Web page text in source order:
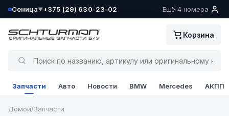
Сеница▼
Ваш склад определён как:
+375 (29) 630-23-02 Ещё 4 номера
Корзина
Запчасти Авто Новости BMW Mercedes АКПП
Домой/Запчасти